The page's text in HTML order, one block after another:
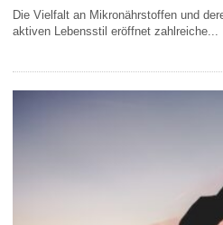
Die Vielfalt an Mikronährstoffen und
aktiven Lebensstil eröffnet zahlreiche...